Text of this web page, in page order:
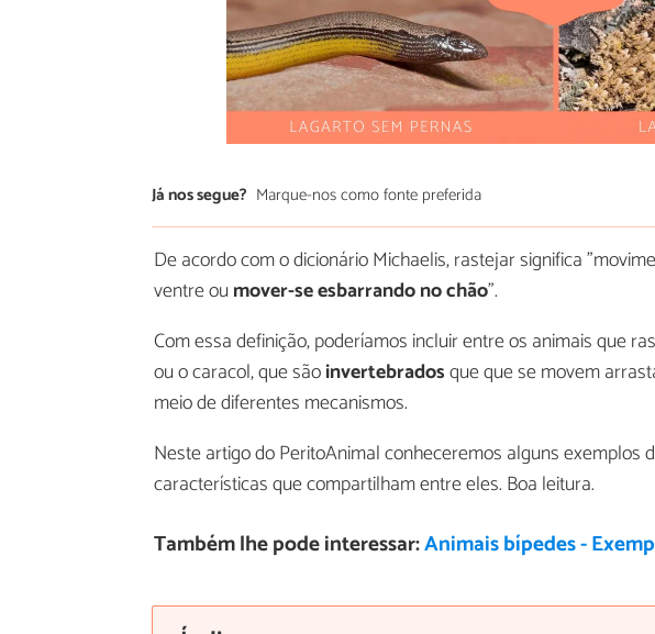
Já nos segue? Marque-nos como fonte preferida
De acordo com o dicionário Michaelis, rastejar significa
ventre oumover-se esbarrando no chão".
Com essa definição, poderíamos incluir entre os animais que
ou o caracol, que sãoinvertebradosque que se movem
meio de diferentes mecanismos.
Neste artigo do PeritoAnimal conheceremos alguns exemplos
características que compartilham entre eles. Boa leitura.
Também lhe pode interessar:Animais bípedes -